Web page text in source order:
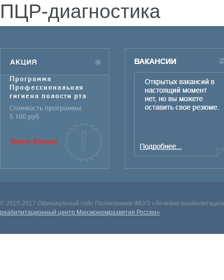
ПЦР-диагностика
© 2015-2017 Официальный сайт Поликлиники ФБУЗ «Лечебно-
реабилитационный центр Минэкономразвития России»